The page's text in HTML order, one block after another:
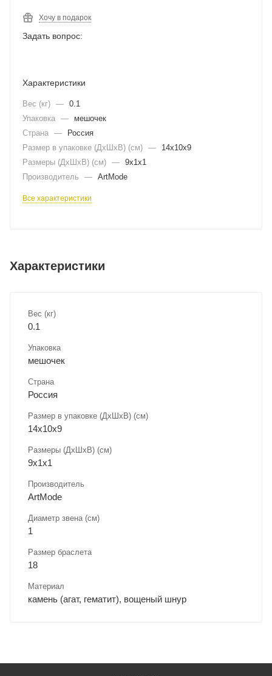
Хочу в подарок
Задать вопрос:
Характеристики
Вес (кг) — 0.1
Упаковка —
мешочек
Страна —
Россия
Размер в упаковке (ДхШxВ) (см) —
14х10х9
Размеры (ДxШxВ) (см) — 9х1х1
Производитель
— ArtMode
Все характеристики
Характеристики
Вес (кг)
0.1
Упаковка
мешочек
Страна
Россия
Размер в упаковке (ДхШxВ) (см)
14х10х9
Размеры (ДxШxВ) (см)
9х1х1
Производитель
ArtMode
Диаметр звена (см)
1
Размер браслета
18
Материал
камень (агат, гематит), вощеный шнур